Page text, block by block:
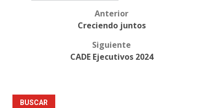
Anterior
Creciendo juntos
Siguiente
CADE Ejecutivos 2024
BUSCAR